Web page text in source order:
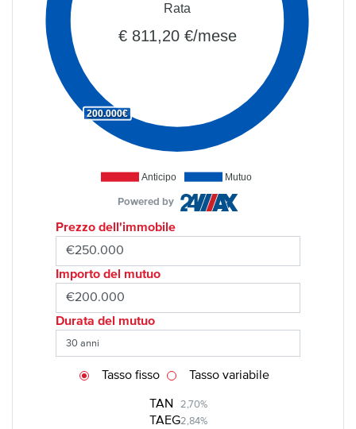
Anticipo Mutuo
200.000€
Rata
€ 811,20 €/mese
Powered by
Prezzo dell'immobile
Importo del mutuo
Durata del mutuo
TAN 2,70%
TAEG2,84%
Tasso fisso Tasso variabile